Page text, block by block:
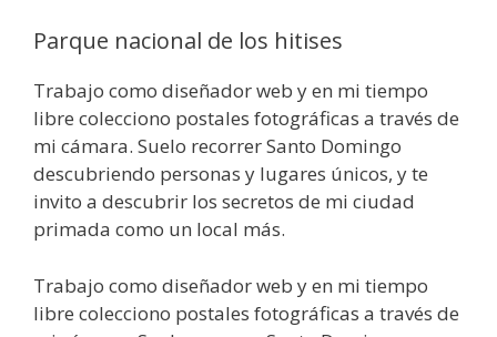
Parque nacional de los hitises
Trabajo como diseñador web y en mi tiempo
libre colecciono postales fotográficas a través de
mi cámara. Suelo recorrer Santo Domingo
descubriendo personas y lugares únicos, y te
invito a descubrir los secretos de mi ciudad
primada como un local más.
Trabajo como diseñador web y en mi tiempo
libre colecciono postales fotográficas a través de